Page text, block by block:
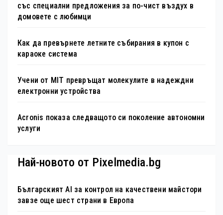
със специални предложения за по-чист въздух в
домовете с любимци
Как да превърнете летните събирания в купон с
караоке система
Учени от MIT превръщат молекулите в надеждни
електронни устройства
Acronis показа следващото си поколение автономни
услуги
Най-новото от Pixelmedia.bg
Българският AI за контрол на качествени майстори
завзе още шест страни в Европа